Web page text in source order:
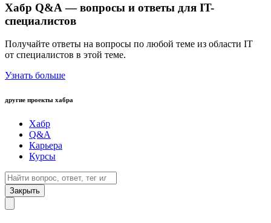
Хабр Q&A — вопросы и ответы для IT-
специалистов
Получайте ответы на вопросы по любой теме из области IT
от специалистов в этой теме.
Узнать больше
другие проекты хабра
Хабр
Q&A
Карьера
Курсы
Закрыть